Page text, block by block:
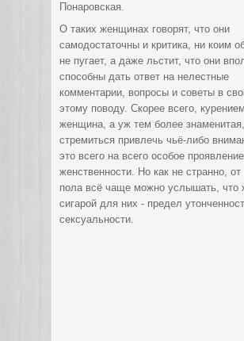
Понаровская.
О таких женщинах говорят, что они
самодостаточны и критика, ни коим
не пугает, а даже льстит, что они
способны дать ответ на нелестные
комментарии, вопросы и советы в
этому поводу. Скорее всего,
женщина, а уж тем более
стремиться привлечь чьё-либо
это всего на всего особое проявление
женственности. Но как не странно,
пола всё чаще можно услышать, что
сигарой для них - предел
сексуальности.